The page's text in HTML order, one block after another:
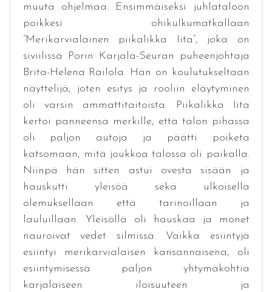
muuta ohjelmaa. Ensimmäiseksi juhlataloon
poikkesi ohikulkumatkallaan
”Merikarvialainen piikalikka Iita”, joka on
siviilissä Porin Karjala-Seuran puheenjohtaja
Brita-Helena Railola. Hän on koulutukseltaan
näyttelijä, joten esitys ja rooliin eläytyminen
oli varsin ammattitaitoista. Piikalikka Iita
kertoi panneensa merkille, että talon pihassa
oli paljon autoja ja päätti poiketa
katsomaan, mitä joukkoa talossa oli paikalla.
Niinpä hän sitten astui ovesta sisään ja
hauskutti yleisöä sekä ulkoisella
olemuksellaan että tarinoillaan ja
lauluillaan. Yleisöllä oli hauskaa ja monet
nauroivat vedet silmissä. Vaikka esiintyjä
esiintyi merikarvialaisen kansannaisena, oli
esiintymisessä paljon yhtymäkohtia
karjalaiseen iloisuuteen ja